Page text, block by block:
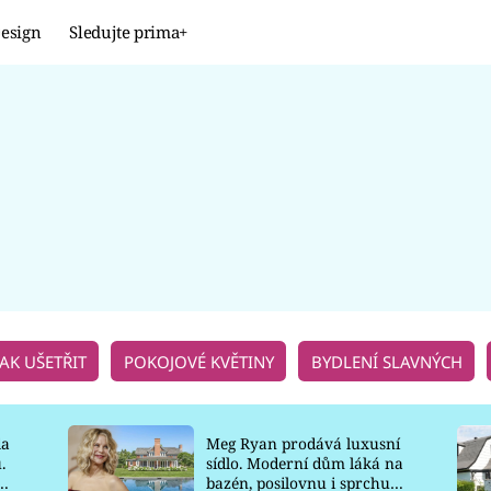
Sledujte prima+
UŠETŘIT POKOJOVÉ KVĚTINY BYDLENÍ SLAVNÝCH
Meg Ryan prodává luxusní
sídlo. Moderní dům láká na
bazén, posilovnu i sprchu